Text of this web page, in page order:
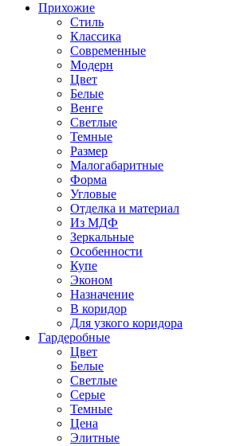
Прихожие
Стиль
Классика
Современные
Модерн
Цвет
Белые
Венге
Светлые
Темные
Размер
Малогабаритные
Форма
Угловые
Отделка и материал
Из МДФ
Зеркальные
Особенности
Купе
Эконом
Назначение
В коридор
Для узкого коридора
Гардеробные
Цвет
Белые
Светлые
Серые
Темные
Цена
Элитные